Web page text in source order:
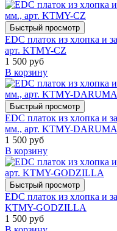
Быстрый просмотр
EDC платок из хлопка и
арт. KTMY-CZ
1 500 руб
В корзину
Быстрый просмотр
EDC платок из хлопка и
мм., арт. KTMY-
1 500 руб
В корзину
Быстрый просмотр
EDC платок из хлопка и
KTMY-GODZILLA
1 500 руб